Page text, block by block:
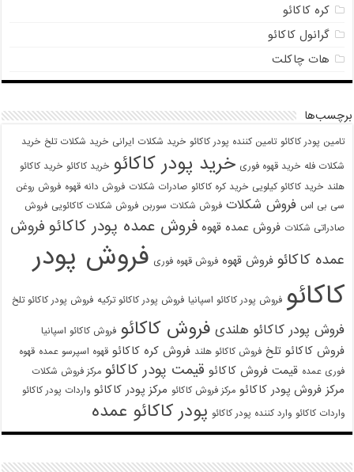
کره کاکائو
گرانول کاکائو
هات چاکلت
برچسب‌ها
تامین پودر کاکائو تامین کننده پودر کاکائو خرید شکلات ایرانی خرید شکلات تلخ خرید
شکلات فله خرید قهوه فوری خرید پودر کاکائو خرید کاکائو خرید کاکائو
هلند خرید کاکائو کیلویی خرید کره کاکائو صادرات شکلات فروش دانه قهوه فروش روغن
سی بی اس فروش شکلات فروش شکلات سوربن فروش شکلات کاکائویی فروش
صادراتی شکلات فروش عمده قهوه فروش عمده پودر کاکائو فروش
عمده کاکائو فروش قهوه فروش قهوه فوری فروش پودر
کاکائو فروش پودر کاکائو اسپانیا فروش پودر کاکائو ترکیه فروش پودر کاکائو تلخ
فروش پودر کاکائو هلندی فروش کاکائو فروش کاکائو اسپانیا
فروش کاکائو تلخ فروش کاکائو هلند فروش کره کاکائو قهوه اسپرسو عمده قهوه
فوری عمده قیمت فروش کاکائو قیمت پودر کاکائو مرکز فروش شکلات
مرکز فروش پودر کاکائو مرکز فروش کاکائو مرکز پودر کاکائو واردات پودر کاکائو
واردات کاکائو وارد کننده پودر کاکائو پودر کاکائو عمده